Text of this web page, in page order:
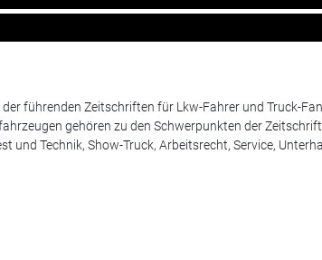
führenden Zeitschriften für Lkw-Fahrer und Truck-
gehören zu den Schwerpunkten der
und Technik, Show-Truck, Arbeitsrecht, Service,